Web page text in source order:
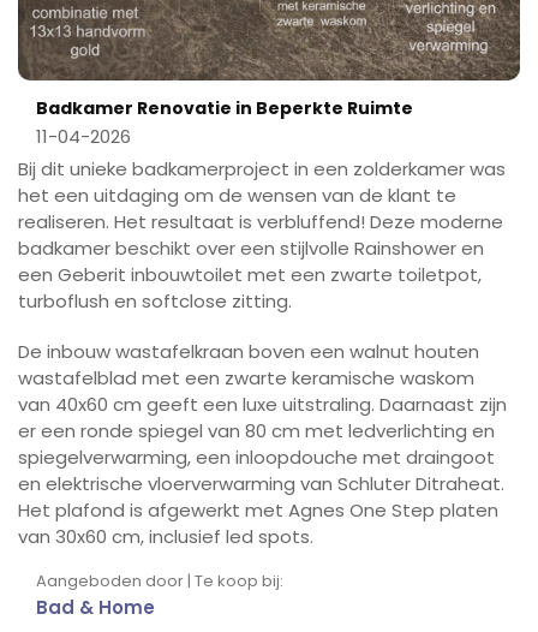
Badkamer Renovatie in Beperkte Ruimte
11-04-2026
Bij dit unieke badkamerproject in een zolderkamer was
het een uitdaging om de wensen van de klant te
realiseren. Het resultaat is verbluffend! Deze moderne
badkamer beschikt over een stijlvolle Rainshower en
een Geberit inbouwtoilet met een zwarte toiletpot,
turboflush en softclose zitting.
De inbouw wastafelkraan boven een walnut houten
wastafelblad met een zwarte keramische waskom
van 40x60 cm geeft een luxe uitstraling. Daarnaast zijn
er een ronde spiegel van 80 cm met ledverlichting en
spiegelverwarming, een inloopdouche met draingoot
en elektrische vloerverwarming van Schluter Ditraheat.
Het plafond is afgewerkt met Agnes One Step platen
van 30x60 cm, inclusief led spots.
Aangeboden door | Te koop bij:
Bad & Home